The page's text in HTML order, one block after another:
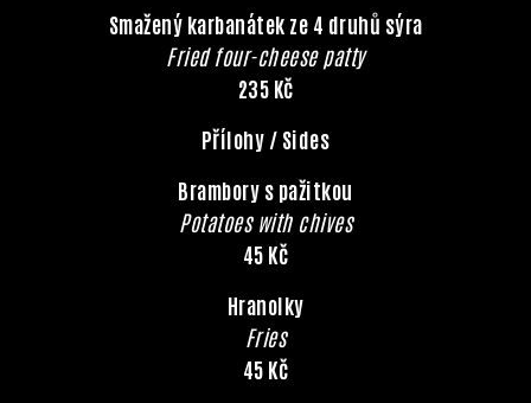
Smažený karbanátek ze 4 druhů sýra
Fried four-cheese patty
235 Kč
Přílohy / Sides
Brambory s pažitkou
Potatoes with chives
45 Kč
Hranolky
Fries
45 Kč